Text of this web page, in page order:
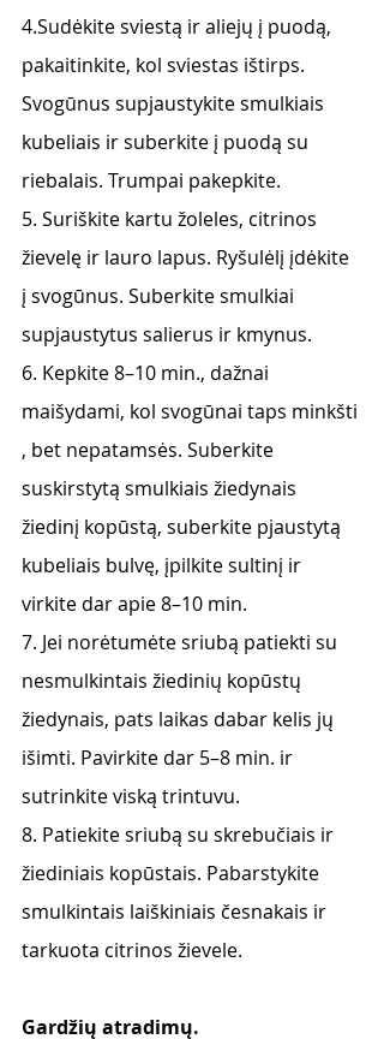
4.Sudėkite sviestą ir aliejų į puodą,
pakaitinkite, kol sviestas ištirps.
Svogūnus supjaustykite smulkiais
kubeliais ir suberkite į puodą su
riebalais. Trumpai pakepkite.
5. Suriškite kartu žoleles, citrinos
žievelę ir lauro lapus. Ryšulėlį įdėkite
į svogūnus. Suberkite smulkiai
supjaustytus salierus ir kmynus.
6. Kepkite 8–10 min., dažnai
maišydami, kol svogūnai taps minkšti
, bet nepatamsės. Suberkite
suskirstytą smulkiais žiedynais
žiedinį kopūstą, suberkite pjaustytą
kubeliais bulvę, įpilkite sultinį ir
virkite dar apie 8–10 min.
7. Jei norėtumėte sriubą patiekti su
nesmulkintais žiedinių kopūstų
žiedynais, pats laikas dabar kelis jų
išimti. Pavirkite dar 5–8 min. ir
sutrinkite viską trintuvu.
8. Patiekite sriubą su skrebučiais ir
žiediniais kopūstais. Pabarstykite
smulkintais laiškiniais česnakais ir
tarkuota citrinos žievele.
Gardžių atradimų.